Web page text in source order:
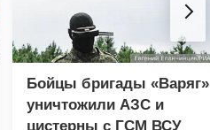
Бойцы бригады «Варяг»
уничтожили АЗС и
цистерны с ГСМ ВСУ